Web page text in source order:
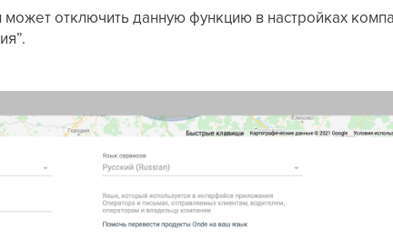
отключить данную функцию в настройках